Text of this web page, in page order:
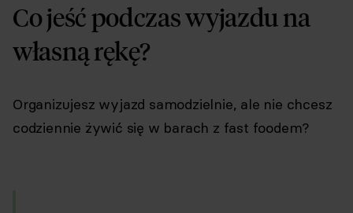
Co jeść podczas wyjazdu na
własną rękę?
Organizujesz wyjazd samodzielnie, ale nie chcesz
codziennie żywić się w barach z fast foodem?